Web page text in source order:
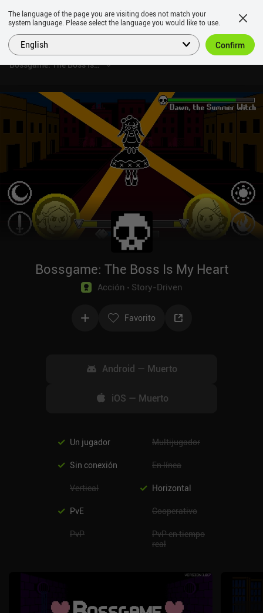
Bossgame: The Boss Is My Heart
Bossgame: The Boss Is My Heart
Acción Story-Driven
Favorito
Android — Muerto
iOS — Muerto
Un jugador Multijugador
Sin conexión En línea
Vertical Horizontal
PvE Cooperativo
PvP
PvP en tiempo
real
The language of the page you are visiting does not match your
system language. Please select the language you would like to use.
English Confirm